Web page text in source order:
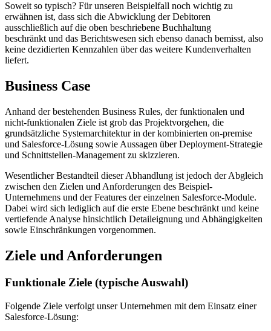
Soweit so typisch? Für unseren Beispielfall noch wichtig zu
erwähnen ist, dass sich die Abwicklung der Debitoren
ausschließlich auf die oben beschriebene Buchhaltung
beschränkt und das Berichtswesen sich ebenso danach bemisst, also
keine dezidierten Kennzahlen über das weitere Kundenverhalten
liefert.
Business Case
Anhand der bestehenden Business Rules, der funktionalen und
nicht-funktionalen Ziele ist grob das Projektvorgehen, die
grundsätzliche Systemarchitektur in der kombinierten on-premise
und Salesforce-Lösung sowie Aussagen über Deployment-Strategie
und Schnittstellen-Management zu skizzieren.
Wesentlicher Bestandteil dieser Abhandlung ist jedoch der Abgleich
zwischen den Zielen und Anforderungen des Beispiel-
Unternehmens und der Features der einzelnen Salesforce-Module.
Dabei wird sich lediglich auf die erste Ebene beschränkt und keine
vertiefende Analyse hinsichtlich Detaileignung und Abhängigkeiten
sowie Einschränkungen vorgenommen.
Ziele und Anforderungen
Funktionale Ziele (typische Auswahl)
Folgende Ziele verfolgt unser Unternehmen mit dem Einsatz einer
Salesforce-Lösung: